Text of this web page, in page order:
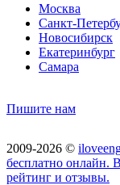
Москва
Санкт-
Новосибирск
Екатеринбург
Самара
Пишите нам
2009-2026 ©
бесплатно онлайн.
рейтинг и отзывы.